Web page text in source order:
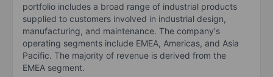
portfolio includes a broad range of industrial products
supplied to customers involved in industrial design,
manufacturing, and maintenance. The company's
operating segments include EMEA, Americas, and Asia
Pacific. The majority of revenue is derived from the
EMEA segment.